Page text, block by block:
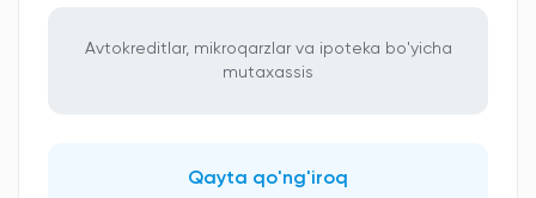
Avtokreditlar, mikroqarzlar va ipoteka bo'yicha
mutaxassis
Qayta qo'ng'iroq